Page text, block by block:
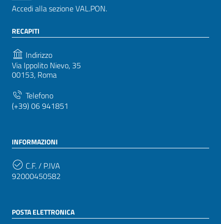
Accedi alla sezione VAL.PON.
RECAPITI
Indirizzo
Via Ippolito Nievo, 35
00153, Roma
Telefono
(+39) 06 941851
INFORMAZIONI
C.F. / P.IVA
92000450582
POSTA ELETTRONICA